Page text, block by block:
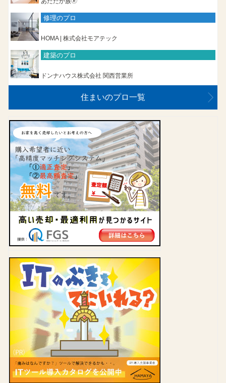
修理のプロ
HOMA | 株式会社モアテック
建築のプロ
ドンナハウス株式会社 関西営業所
住まいのプロ一覧